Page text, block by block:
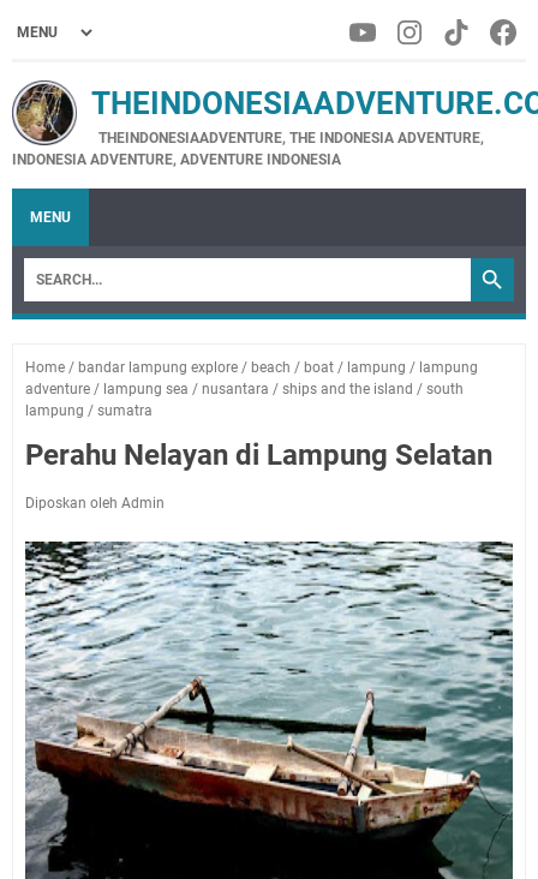
THEINDONESIAADVENTURE, THE INDONESIA ADVENTURE,
INDONESIA ADVENTURE, ADVENTURE INDONESIA
MENU
Home / bandar lampung explore / beach / boat / lampung / lampung
adventure / lampung sea / nusantara / ships and the island / south
lampung / sumatra
Perahu Nelayan di Lampung Selatan
Diposkan oleh Admin